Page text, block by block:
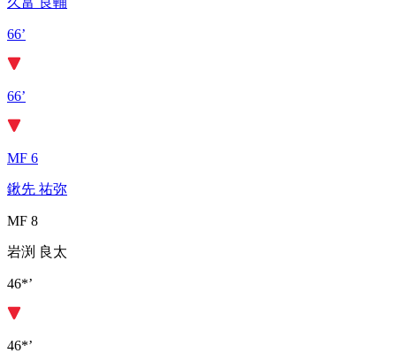
66’
66’
MF 6
鍬先 祐弥
MF 8
岩渕 良太
46*’
46*’